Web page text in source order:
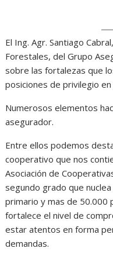
El Ing. Agr. Santiago
Forestales, del Grupo
sobre las fortalezas que
posiciones de privilegio
Numerosos elementos
asegurador.
Entre ellos podemos
cooperativo que nos
Asociación de
segundo grado que
primario y mas de 50.000
fortalece el nivel de
estar atentos en forma
demandas.